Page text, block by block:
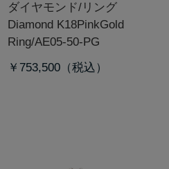
ダイヤモンド/リング
Diamond K18PinkGold
Ring/AE05-50-PG
￥753,500